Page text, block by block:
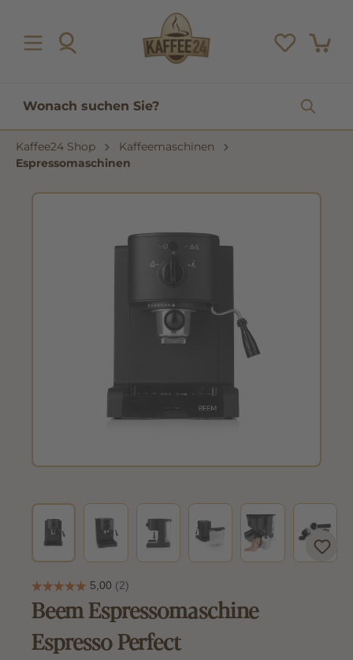
Kaffee24 Shop
Kaffeemaschinen
Espressomaschinen
Beem Espressomaschine
Espresso Perfect